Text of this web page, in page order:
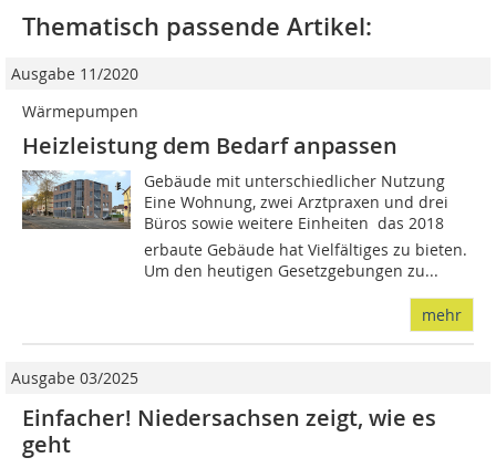
Thematisch passende Artikel:
Ausgabe 11/2020
Wärmepumpen
Heizleistung dem Bedarf anpassen
Gebäude mit unterschiedlicher Nutzung
Eine Wohnung, zwei Arztpraxen und drei
Büros sowie weitere Einheiten  das 2018
erbaute Gebäude hat Vielfältiges zu bieten.
Um den heutigen Gesetzgebungen zu...
mehr
Ausgabe 03/2025
Einfacher! Niedersachsen zeigt, wie es
geht